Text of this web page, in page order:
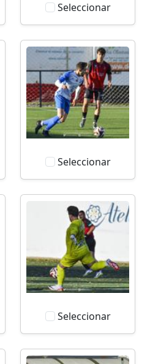
Seleccionar
Seleccionar
Seleccionar